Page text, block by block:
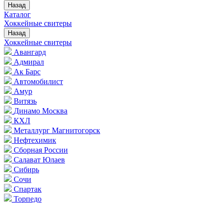
Назад
Каталог
Хоккейные свитеры
Назад
Хоккейные свитеры
Авангард
Адмирал
Ак Барс
Автомобилист
Амур
Витязь
Динамо Москва
КХЛ
Металлург Магнитогорск
Нефтехимик
Сборная России
Салават Юлаев
Сибирь
Сочи
Спартак
Торпедо